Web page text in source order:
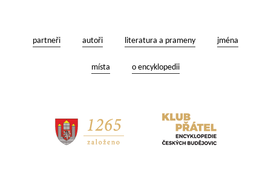
partneři autoři literatura a prameny jména
místa o encyklopedii